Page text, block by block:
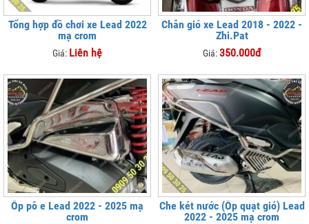
Tổng hợp đồ chơi xe Lead 2022
mạ crom
Giá: Liên hệ
Chắn gió xe Lead 2018 - 2022 -
Zhi.Pat
Giá:350.000đ
Ốp pô e Lead 2022 - 2025 mạ
crom
Che két nước (Ốp quạt gió) Lead
2022 - 2025 mạ crom